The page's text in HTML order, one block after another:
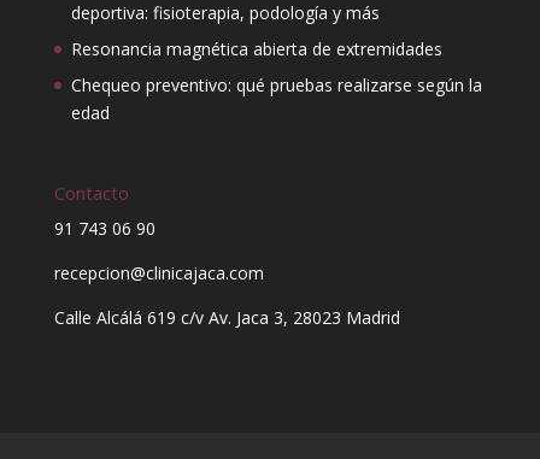
deportiva: fisioterapia, podología y más
Resonancia magnética abierta de extremidades
Chequeo preventivo: qué pruebas realizarse según la
edad
Contacto
91 743 06 90
recepcion@clinicajaca.com
Calle Alcálá 619 c/v Av. Jaca 3, 28023 Madrid